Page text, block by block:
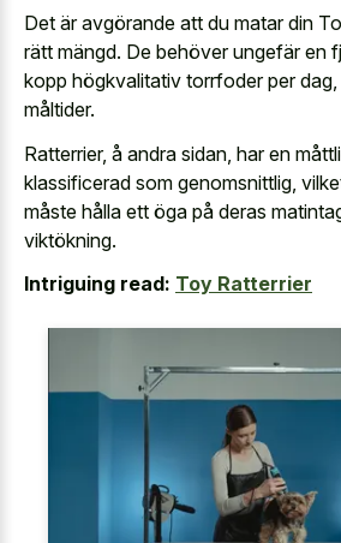
Det är avgörande att du matar din
rätt mängd. De behöver ungefär en
kopp högkvalitativ torrfoder per
måltider.
Ratterrier, å andra sidan, har en
klassificerad som genomsnittlig,
måste hålla ett öga på deras
viktökning.
Intriguing read: Toy Ratterrier